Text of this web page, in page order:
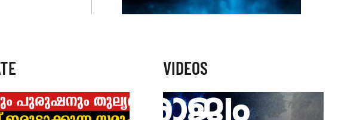
VIDEOS